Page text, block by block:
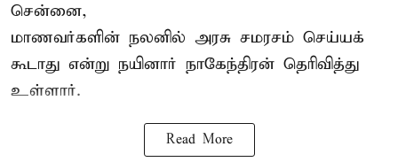
சென்னை,
மாணவர்களின் நலனில் அரசு சமரசம் செய்யக்
கூடாது என்று நயினார் நாகேந்திரன் தெரிவித்து
உள்ளார்.
Read More